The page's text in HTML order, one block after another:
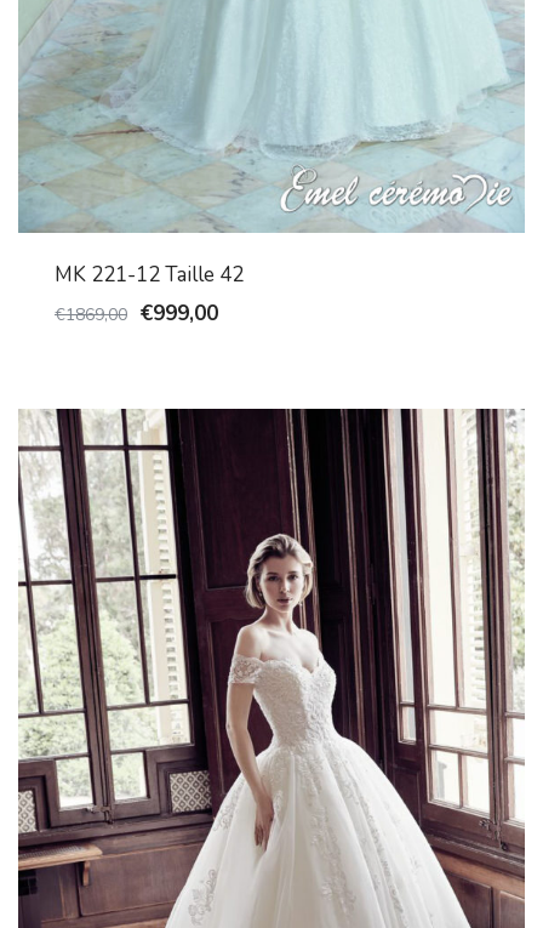
MK 221-12 Taille 42
€1869,00 €999,00